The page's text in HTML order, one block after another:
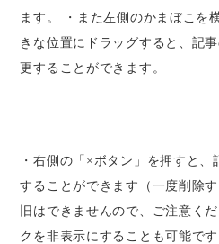
ます。 ・また左側のかまぼこを
きな位置にドラッグすると、記
更することができます。
・右側の「×ボタン」を押すと
することができます（一度削除
旧はできませんので、ご注意く
クを非表示にすることも可能で